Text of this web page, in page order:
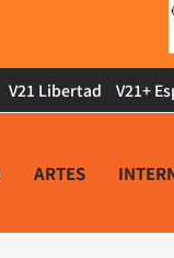
V21 Libertad V21+
ARTES